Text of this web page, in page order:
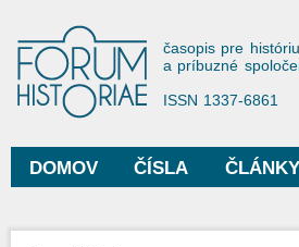
Forum
časopis pre históriu
a príbuzné
ISSN 1337-6861
Hlavné menu
DOMOV ČÍSLA ČLÁNKY